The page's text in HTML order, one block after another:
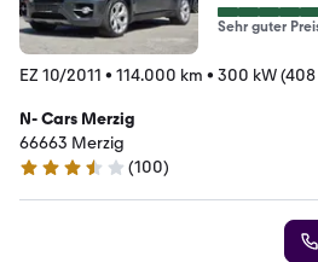
Sehr guter
EZ 10/2011 • 114.000 km • 300 kW (408
N- Cars Merzig
66663 Merzig
3.4 Sterne
(100)